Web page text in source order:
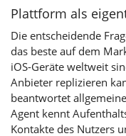
Plattform als
Die entscheidende
das beste auf dem
iOS-Geräte weltweit
Anbieter replizieren
beantwortet
Agent kennt
Kontakte des Nutzers